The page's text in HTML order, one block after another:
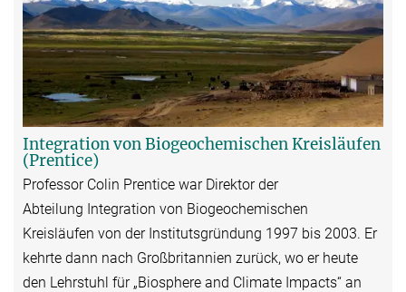
Integration von Biogeochemischen Kreisläufen
(Prentice)
Professor Colin Prentice war Direktor der
Abteilung Integration von Biogeochemischen
Kreisläufen von der Institutsgründung 1997 bis 2003. Er
kehrte dann nach Großbritannien zurück, wo er heute
den Lehrstuhl für „Biosphere and Climate Impacts“ an